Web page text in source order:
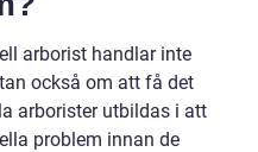
arborist handlar inte
också om att få det
arborister utbildas i att
problem innan de